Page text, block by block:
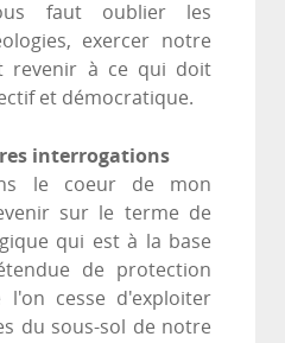
faut oublier les
exercer notre
revenir à ce qui doit
et démocratique.
interrogations
le coeur de mon
sur le terme de
qui est à la base
de protection
cesse d'exploiter
du sous-sol de notre